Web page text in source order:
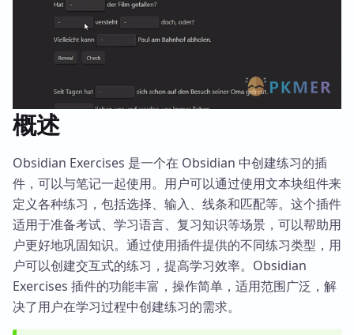
概述
Obsidian Exercises 是一个在 Obsidian 中创建练习的插
件，可以与笔记一起使用。用户可以通过使用文本块组件来
定义各种练习，包括选择、输入、线条和匹配等。这个插件
适用于准备考试、学习语言、复习知识等场景，可以帮助用
户更好地巩固知识。通过使用插件提供的不同练习类型，用
户可以创建交互式的练习，提高学习效率。Obsidian
Exercises 插件的功能丰富，操作简单，适用范围广泛，解
决了用户在学习过程中创建练习的需求。